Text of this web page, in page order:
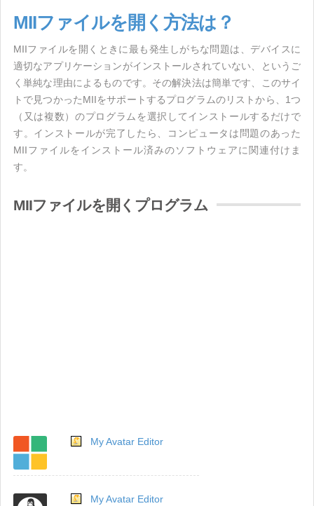
MIIファイルを開く方法は？
MIIファイルを開くときに最も発生しがちな問題は、デバイスに
適切なアプリケーションがインストールされていない、というご
く単純な理由によるものです。その解決法は簡単です、このサイ
トで見つかったMIIをサポートするプログラムのリストから、1つ
（又は複数）のプログラムを選択してインストールするだけで
す。インストールが完了したら、コンピュータは問題のあった
MIIファイルをインストール済みのソフトウェアに関連付けま
す。
MIIファイルを開くプログラム
My Avatar Editor
My Avatar Editor